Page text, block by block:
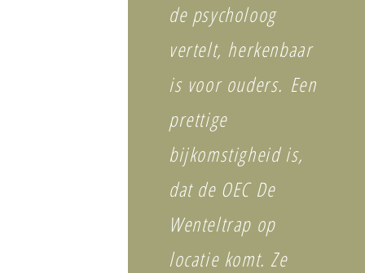
de psycholoog
vertelt, herkenbaar
is voor ouders. Een
prettige
bijkomstigheid is,
dat de OEC De
Wenteltrap op
locatie komt. Ze